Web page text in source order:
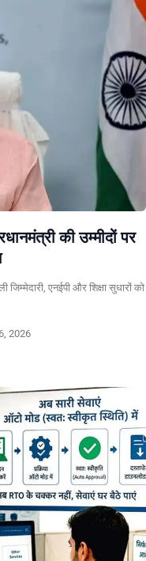
की उम्मीदों पर
एनईपी और शिक्षा सुधारों को
2026